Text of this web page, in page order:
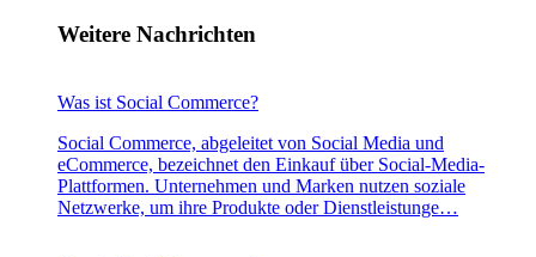
Weitere Nachrichten
Was ist Social Commerce?
Social Commerce, abgeleitet von Social Media und
eCommerce, bezeichnet den Einkauf über Social-Media-
Plattformen. Unternehmen und Marken nutzen soziale
Netzwerke, um ihre Produkte oder Dienstleistunge…